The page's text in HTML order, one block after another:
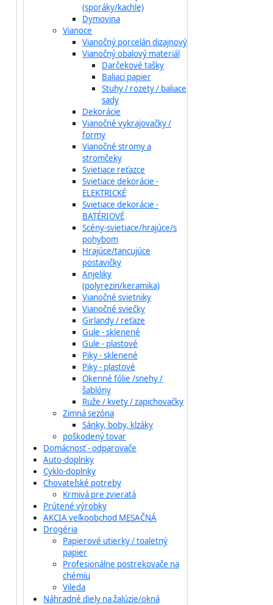
(sporáky/kachle)
Dymovina
Vianoce
Vianočný porcelán dizajnový
Vianočný obalový materiál
Darčekové tašky
Baliaci papier
Stuhy / rozety / baliace
sady
Dekorácie
Vianočné vykrajovačky /
formy
Vianočné stromy a
stromčeky
Svietiace reťazce
Svietiace dekorácie -
ELEKTRICKÉ
Svietiace dekorácie -
BATÉRIOVÉ
Scény-svietiace/hrajúce/s
pohybom
Hrajúce/tancujúce
postavičky
Anjeliky
(polyrezin/keramika)
Vianočné svietniky
Vianočné sviečky
Girlandy / reťaze
Gule - sklenené
Gule - plastové
Piky - sklenené
Piky - plastové
Okenné fólie /snehy /
šablóny
Ruže / kvety / zapichovačky
Zimná sezóna
Sánky, boby, klzáky
poškodený tovar
Domácnosť - odparovače
Auto-doplnky
Cyklo-doplnky
Chovateľské potreby
Krmivá pre zvieratá
Prútené výrobky
AKCIA veľkoobchod MESAČNÁ
Drogéria
Papierové utierky / toaletný
papier
Profesionálne postrekovače na
chémiu
Vileda
Náhradné diely na žalúzie/okná